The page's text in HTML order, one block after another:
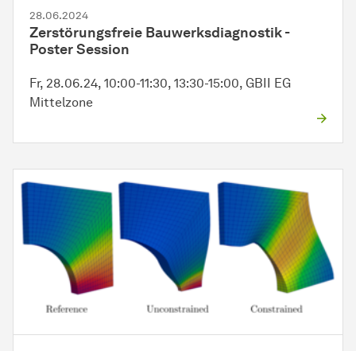
28.06.2024
Zerstörungsfreie Bau­werks­diagnos­tik-
Poster Session
Fr, 28.06.24, 10:00-11:30, 13:30-15:00, GBII EG
Mittelzone